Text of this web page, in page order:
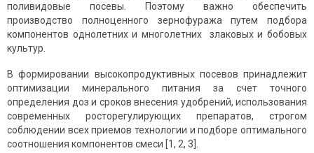
поливидовые посевы. Поэтому важно обеспечить
производство полноценного зернофуража путем подбора
компонентов однолетних и многолетних злаковых и бобовых
культур.
В формировании высокопродуктивных посевов принадлежит
оптимизации минерального питания за счет точного
определения доз и сроков внесения удобрений, использования
современных росторегулирующих препаратов, строгом
соблюдении всех приемов технологии и подборе оптимального
соотношения компонентов смеси [1, 2, 3].